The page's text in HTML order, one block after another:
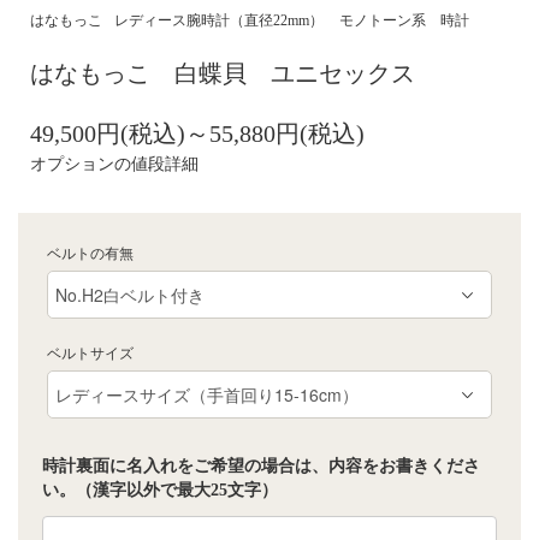
はなもっこ レディース腕時計（直径22mm） モノトーン系 時計
はなもっこ 白蝶貝 ユニセックス
49,500円(税込)～55,880円(税込)
オプションの値段詳細
ベルトの有無
ベルトサイズ
時計裏面に名入れをご希望の場合は、内容をお書きくださ
い。（漢字以外で最大25文字）